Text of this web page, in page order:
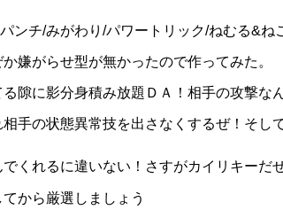
ンチ/みがわり/パワートリック/ねむる&ね
嫌がらせ型が無かったので作ってみた。
隙に影分身積み放題ＤＡ！相手の攻撃な
手の状態異常技を出さなくするぜ！そ
に違いない！さすがカイリキーだ
から厳選しましょう